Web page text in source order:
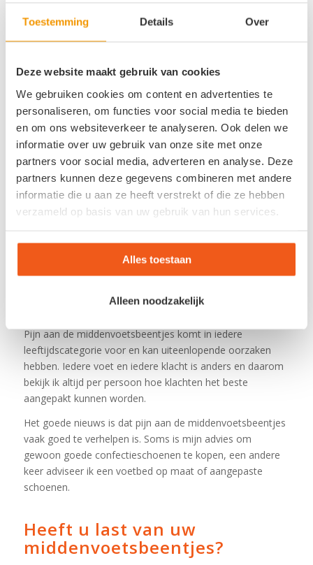
Toestemming Details Over
Deze website maakt gebruik van cookies
We gebruiken cookies om content en advertenties te
personaliseren, om functies voor social media te bieden
en om ons websiteverkeer te analyseren. Ook delen we
informatie over uw gebruik van onze site met onze
partners voor social media, adverteren en analyse. Deze
partners kunnen deze gegevens combineren met andere
informatie die u aan ze heeft verstrekt of die ze hebben
verzameld op basis van uw gebruik van hun services.
Alles toestaan
Alleen noodzakelijk
Ouderen, reuma- of
de middenvoetsbeentjes zorgen. Bij het ouder worden of
bij mensen met diabetes neemt het vetweefsel af. De
vetkussentjes onder uw middenvoetsbeentjes worden
dunner en kunnen de schokken tijdens het lopen minder
goed opvangen. Bij patiënten met reuma zie ik vaak dat
het vetkussentje naar voren schuift (richting de tenen).
Hierdoor zijn de kopjes van de middenvoetsbeentjes niet
meer goed beschermd en dat kan pijn doen. In ernstige
Pijn aan de
te verhelpen
Pijn aan de middenvoetsbeentjes komt in iedere
leeftijdscategorie voor en kan uiteenlopende oorzaken
hebben. Iedere voet en iedere klacht is anders en daarom
bekijk ik altijd per persoon hoe klachten het beste
aangepakt kunnen worden.
Het goede nieuws is dat pijn aan de middenvoetsbeentjes
vaak goed te verhelpen is. Soms is mijn advies om
gewoon goede confectieschoenen te kopen, een andere
keer adviseer ik een voetbed op maat of aangepaste
schoenen.
Heeft u last van uw
middenvoetsbeentjes?